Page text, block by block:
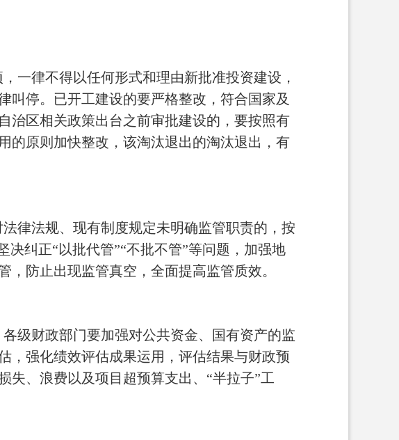
一律不得以任何形式和理由新批准投资建设，
叫停。已开工建设的要严格整改，符合国家及
治区相关政策出台之前审批建设的，要按照有
的原则加快整改，该淘汰退出的淘汰退出，有
律法规、现有制度规定未明确监管职责的，按
纠正“以批代管”“不批不管”等问题，加强地
防止出现监管真空，全面提高监管质效。
级财政部门要加强对公共资金、国有资产的监
，强化绩效评估成果运用，评估结果与财政预
失、浪费以及项目超预算支出、“半拉子”工